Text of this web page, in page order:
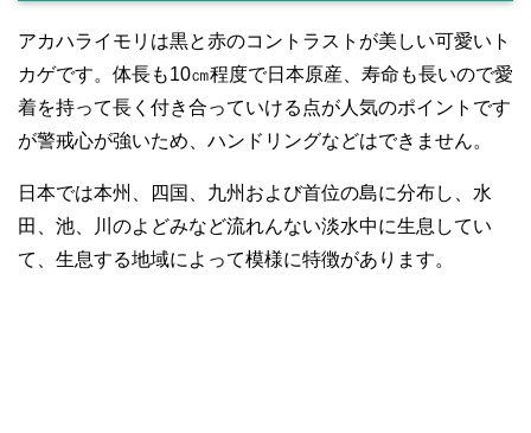
アカハライモリは黒と赤のコントラストが美しい可愛いト
カゲです。体長も10㎝程度で日本原産、寿命も長いので愛
着を持って長く付き合っていける点が人気のポイントです
が警戒心が強いため、ハンドリングなどはできません。
日本では本州、四国、九州および首位の島に分布し、水
田、池、川のよどみなど流れんない淡水中に生息してい
て、生息する地域によって模様に特徴があります。